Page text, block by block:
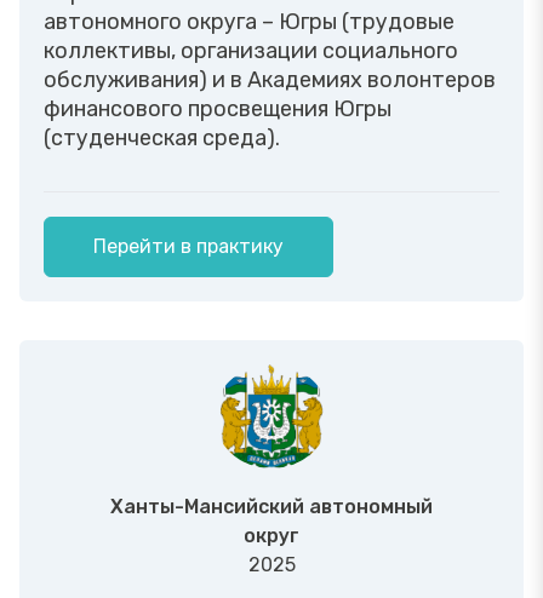
автономного округа – Югры (трудовые
коллективы, организации социального
обслуживания) и в Академиях волонтеров
финансового просвещения Югры
(студенческая среда).
Перейти в практику
Ханты-Мансийский автономный
округ
2025